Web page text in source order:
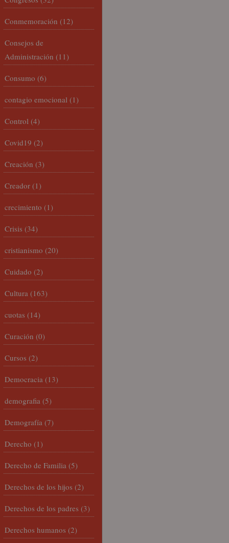
Conmemoración (12)
Consejos de
Administración (11)
Consumo (6)
contagio emocional (1)
Control (4)
Covid19 (2)
Creación (3)
Creador (1)
crecimiento (1)
Crisis (34)
cristianismo (20)
Cuidado (2)
Cultura (163)
cuotas (14)
Curación (0)
Cursos (2)
Democracia (13)
demografia (5)
Demografía (7)
Derecho (1)
Derecho de Familia (5)
Derechos de los hijos (2)
Derechos de los padres (3)
Derechos humanos (2)